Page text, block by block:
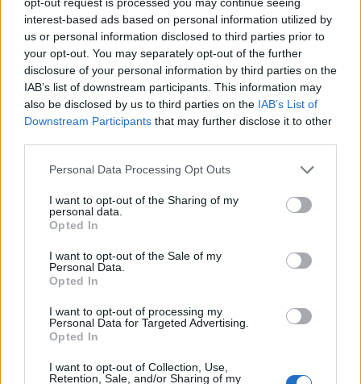
interest-based ads based on personal information utilized by
us or personal information disclosed to third parties prior to
your opt-out. You may separately opt-out of the further
disclosure of your personal information by third parties on the
IAB’s list of downstream participants. This information may
also be disclosed by us to third parties on the IAB’s List of
Downstream Participants that may further disclose it to other
Personal Data Processing Opt Outs
I want to opt-out of the Sharing of my
personal data.
Opted In
I want to opt-out of the Sale of my
Personal Data.
Opted In
I want to opt-out of processing my
Personal Data for Targeted Advertising.
Opted In
I want to opt-out of Collection, Use,
Retention, Sale, and/or Sharing of my
SUPER RUGBY
La magia di Shaun Stevenson [VIDEO]
Daniele Goegan 10.03.2020 12:39
SUPER RUGBY
Gli Hurricanes prendono un rosso e
vanno sotto con i Blues [VIDEO]
08.03.2020 12:09
SUPER RUGBY
Highlanders - Rebels [VIDEO]
Daniele Goegan / 04.03.2020 16:01